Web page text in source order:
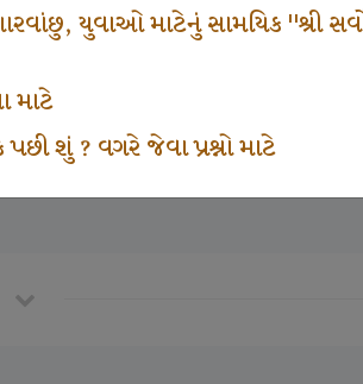
યુવાઓ માટેનું સામયિક "શ્રી
માટે
શું ? વગરે જેવા પ્રશ્નો માટે
1000